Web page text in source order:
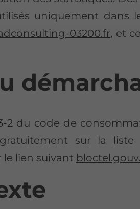
uniquement dans
03200.fr, et
2 du code de
sur la liste
lien suivant